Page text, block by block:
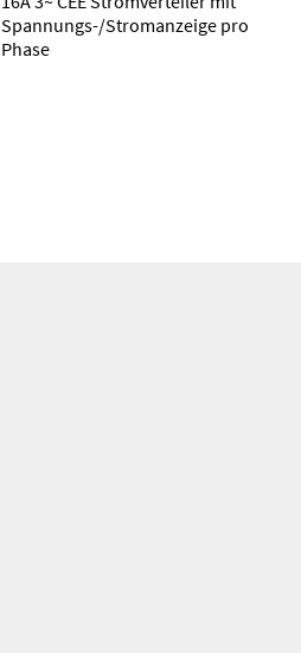
Spannungs-/Stromanzeige pro
Phase